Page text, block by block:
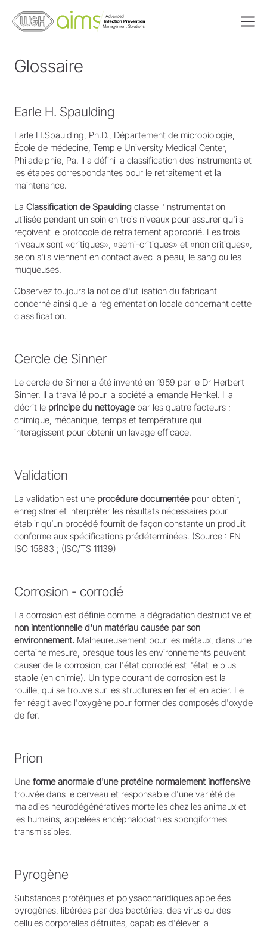
Glossaire
Earle H. Spaulding
Earle H.Spaulding, Ph.D., Département de microbiologie,
École de médecine, Temple University Medical Center,
Philadelphie, Pa. Il a défini la classification des instruments et
les étapes correspondantes pour le retraitement et la
maintenance.
La Classification de Spaulding classe l'instrumentation
utilisée pendant un soin en trois niveaux pour assurer qu'ils
reçoivent le protocole de retraitement approprié. Les trois
niveaux sont «critiques», «semi-critiques» et «non critiques»,
selon s'ils viennent en contact avec la peau, le sang ou les
muqueuses.
Observez toujours la notice d'utilisation du fabricant
concerné ainsi que la règlementation locale concernant cette
classification.
Cercle de Sinner
Le cercle de Sinner a été inventé en 1959 par le Dr Herbert
Sinner. Il a travaillé pour la société allemande Henkel. Il a
décrit le principe du nettoyage par les quatre facteurs ;
chimique, mécanique, temps et température qui
interagissent pour obtenir un lavage efficace.
Validation
La validation est une procédure documentéepour obtenir,
enregistrer et interpréter les résultats nécessaires pour
établir qu’un procédé fournit de façon constante un produit
conforme aux spécifications prédéterminées. (Source : EN
ISO 15883 ; (ISO/TS 11139)
Corrosion - corrodé
La corrosion est définie comme la dégradation destructive et
non intentionnelle d'un matériau causée par son
environnement. Malheureusement pour les métaux, dans une
certaine mesure, presque tous les environnements peuvent
causer de la corrosion, car l'état corrodé est l'état le plus
stable (en chimie). Un type courant de corrosion est la
rouille, qui se trouve sur les structures en fer et en acier. Le
fer réagit avec l'oxygène pour former des composés d'oxyde
de fer.
Prion
Une forme anormale d'une protéine normalement inoffensive
trouvée dans le cerveau et responsable d'une variété de
maladies neurodégénératives mortelles chez les animaux et
les humains, appelées encéphalopathies spongiformes
transmissibles.
Pyrogène
Substances protéiques et polysaccharidiques appelées
pyrogènes, libérées par des bactéries, des virus ou des
cellules corporelles détruites, capables d'élever la